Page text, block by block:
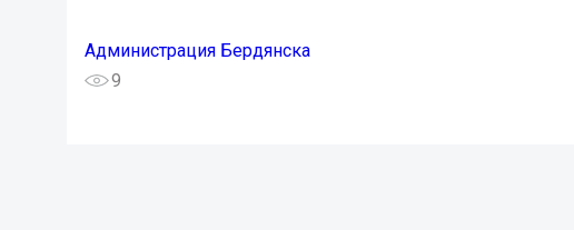
Администрация Бердянска
9